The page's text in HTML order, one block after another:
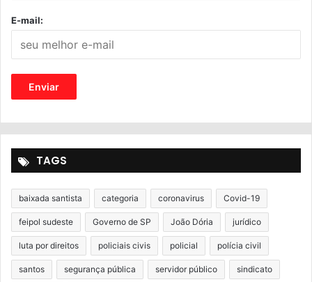
E-mail:
TAGS
baixada santista categoria coronavirus Covid-19
feipol sudeste Governo de SP João Dória jurídico
luta por direitos policiais civis policial polícia civil
santos segurança pública servidor público sindicato